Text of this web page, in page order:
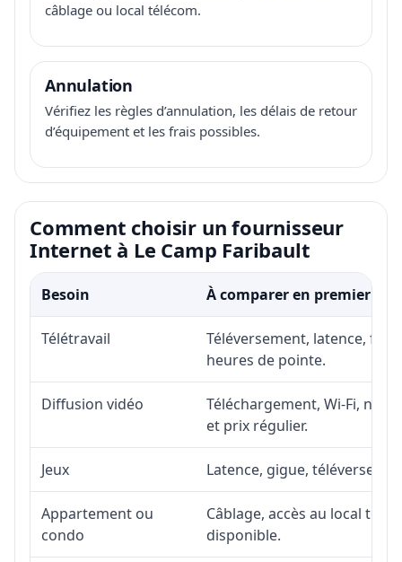
câblage ou local télécom.
Annulation
Vérifiez les règles d’annulation, les délais de retour
d’équipement et les frais possibles.
Comment choisir un fournisseur
Internet à Le Camp Faribault
Besoin À comparer en premier
Télétravail
Téléversement, latence,
heures de pointe.
Diffusion vidéo
Téléchargement, Wi-Fi,
et prix régulier.
Jeux Latence, gigue,
Appartement ou
condo
Câblage, accès au local
disponible.